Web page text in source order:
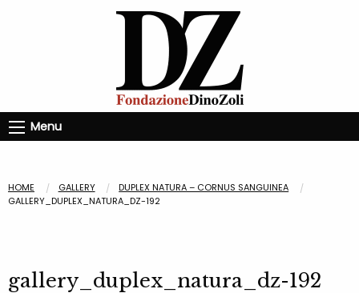
Menu
HOME GALLERY
DUPLEX NATURA – CORNUS SANGUINEA
GALLERY_DUPLEX_NATURA_DZ-192
gallery_duplex_natura_dz-192